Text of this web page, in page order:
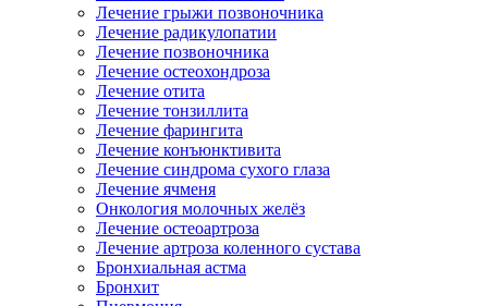
Лечение грыжи позвоночника
Лечение радикулопатии
Лечение позвоночника
Лечение остеохондроза
Лечение отита
Лечение тонзиллита
Лечение фарингита
Лечение конъюнктивита
Лечение синдрома сухого глаза
Лечение ячменя
Онкология молочных желёз
Лечение остеоартроза
Лечение артроза коленного сустава
Бронхиальная астма
Бронхит